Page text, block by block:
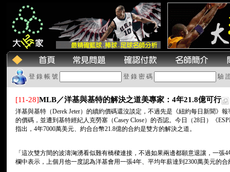
登 錄 帳 號 登 錄 密 碼 驗
[11-28]MLB／洋基與基特的解決之道美專家：4年21.8億可行
洋基與基特（Derek Jeter）的續約價碼還沒談定，不過先是《紐約每日新聞》
的價碼，並遭到基特經紀人克勞塞（Casey Close）的否認。今日（28日）《
指出，4年7000萬美元、約合台幣21.8億的合約是雙方的解決之道。
「這次雙方間的波濤洶湧看似難有橋樑連接，不過如果兩邊都願意退讓，一張
欄中表示，上個月他一度認為洋基會用一張4年、平均年薪達到2300萬美元的